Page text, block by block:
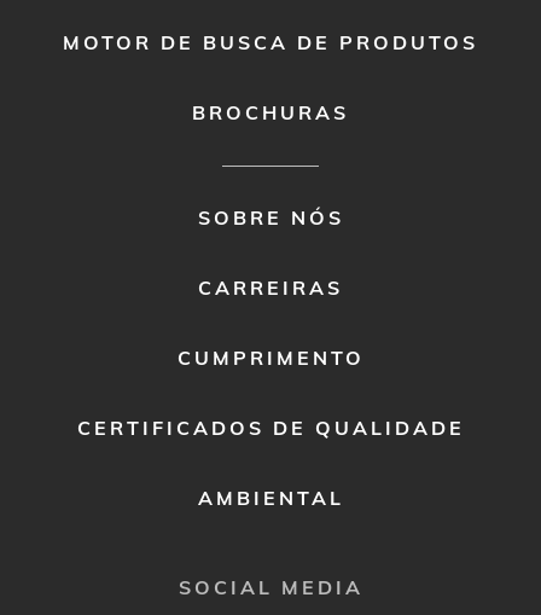
MOTOR DE BUSCA DE PRODUTOS
BROCHURAS
SOBRE NÓS
CARREIRAS
CUMPRIMENTO
CERTIFICADOS DE QUALIDADE
AMBIENTAL
SOCIAL MEDIA